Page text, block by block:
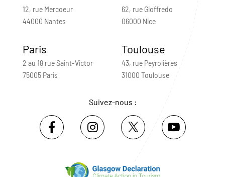
12, rue Mercoeur
44000 Nantes
62, rue Gioffredo
06000 Nice
Paris
2 au 18 rue Saint-Victor
75005 Paris
Toulouse
43, rue Peyrolières
31000 Toulouse
Suivez-nous :